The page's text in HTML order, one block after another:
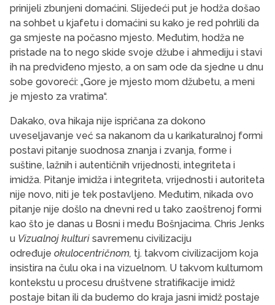
prinijeli zbunjeni domaćini. Slijedeći put je hodža došao
na sohbet u kjafetu i domaćini su kako je red pohrlili da
ga smjeste na počasno mjesto. Međutim, hodža ne
pristade na to nego skide svoje džube i ahmediju i stavi
ih na predviđeno mjesto, a on sam ode da sjedne u dnu
sobe govoreći: „Gore je mjesto mom džubetu, a meni
je mjesto za vratima“.
Dakako, ova hikaja nije ispričana za dokono
uveseljavanje već sa nakanom da u karikaturalnoj formi
postavi pitanje suodnosa znanja i zvanja, forme i
suštine, lažnih i autentičnih vrijednosti, integriteta i
imidža. Pitanje imidža i integriteta, vrijednosti i autoriteta
nije novo, niti je tek postavljeno. Međutim, nikada ovo
pitanje nije došlo na dnevni red u tako zaoštrenoj formi
kao što je danas u Bosni i među Bošnjacima. Chris Jenks
u Vizualnoj kulturi savremenu civilizaciju
određuje okulocentričnom, tj. takvom civilizacijom koja
insistira na čulu oka i na vizuelnom. U takvom kulturnom
kontekstu u procesu društvene stratifikacije imidž
postaje bitan ili da budemo do kraja jasni imidž postaje